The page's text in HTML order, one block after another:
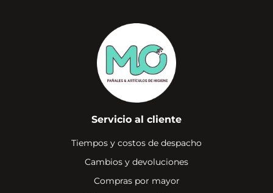
Servicio al cliente
Tiempos y costos de despacho
Cambios y devoluciones
Compras por mayor